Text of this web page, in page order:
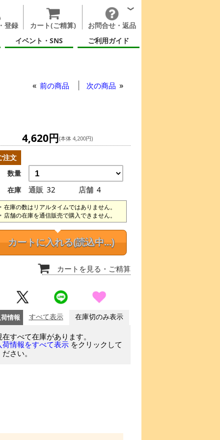
登録 カート(ご精算)
お問合せ・返品
イベント・SNS
ご利用ガイド
前の商品 次の商品
4,620円(本体 4,200円)
注文
数量
在庫
通販 32 店舗 4
在庫の数はリアルタイムではありません。
店舗の在庫を通信販売で購入できません。
カートに入れる(読込中...)
カートを見る ・ご精算
情報 すべて表示 在庫切のみ表示
在すべて在庫があります。
荷情報をすべて表示 をクリックして
さい。